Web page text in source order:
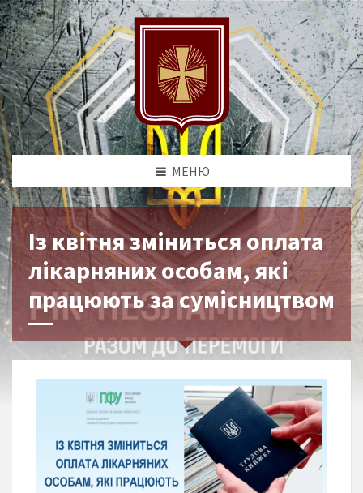
МЕНЮ
Із квітня зміниться оплата
лікарняних особам, які
працюють за сумісництвом